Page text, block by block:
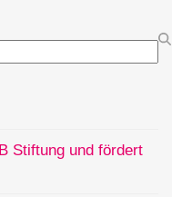
Stiftung und fördert